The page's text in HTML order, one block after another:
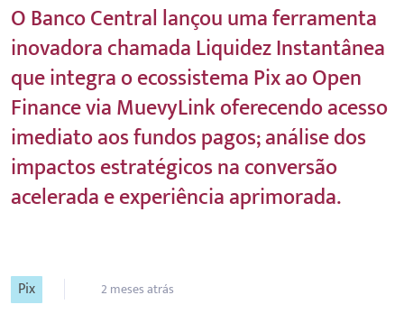
O Banco Central lançou uma ferramenta
inovadora chamada Liquidez Instantânea
que integra o ecossistema Pix ao Open
Finance via MuevyLink oferecendo acesso
imediato aos fundos pagos; análise dos
impactos estratégicos na conversão
acelerada e experiência aprimorada.
Pix 2 meses atrás